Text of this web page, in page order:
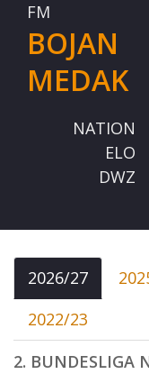
FM
BOJAN
MEDAK
NATION
ELO
DWZ
2026/27
2022/23
2. BUNDESLIGA